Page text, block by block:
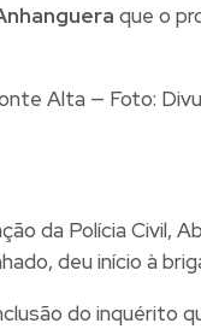
que o
Alta — Foto:
da Polícia Civil,
deu início à
do inquérito